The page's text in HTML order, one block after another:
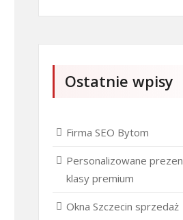
Ostatnie wpisy
Firma SEO Bytom
Personalizowane
klasy premium
Okna Szczecin sprzedaż